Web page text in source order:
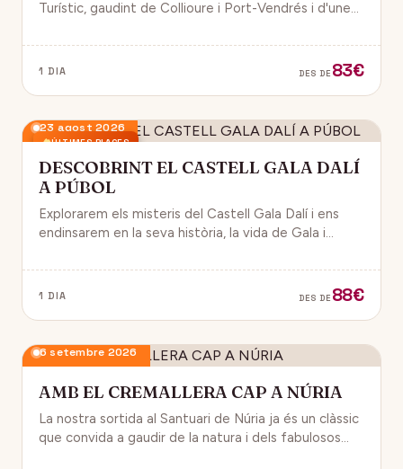
Turístic, gaudint de Collioure i Port-Vendrés i d'unes
1 DIA DES DE 83€
ÚLTIMES PLACES
23 agost 2026
DESCOBRINT EL CASTELL GALA DALÍ
A PÚBOL
Explorarem els misteris del Castell Gala Dalí i ens
endinsarem en la seva història, la vida de Gala i
1 DIA DES DE 88€
6 setembre 2026
AMB EL CREMALLERA CAP A NÚRIA
La nostra sortida al Santuari de Núria ja és un clàssic
que convida a gaudir de la natura i dels fabulosos